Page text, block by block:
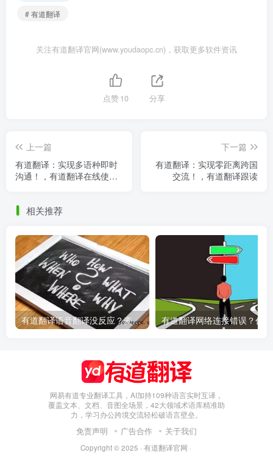
# 有道翻译
关注有道翻译官网(www.youdaopc.cn)，获取更多软件资讯
点赞10 分享
上一篇
有道翻译：实现多语种即时
沟通！，有道翻译在线使用
下一篇
有道翻译：实现零距离跨国
交流！，有道翻译跟读
相关推荐
有道翻译语音翻译没反应？麦克风权限设置指南
网易有道专业翻译工具，AI加持109种语言实时互译，
覆盖文本、文档、音图全场景，42大领域术语库精准助
力，学习办公跨境交流轻松破语言壁垒。
免责声明 广告合作 关于我们
Copyright © 2025 · 有道翻译官网 ·